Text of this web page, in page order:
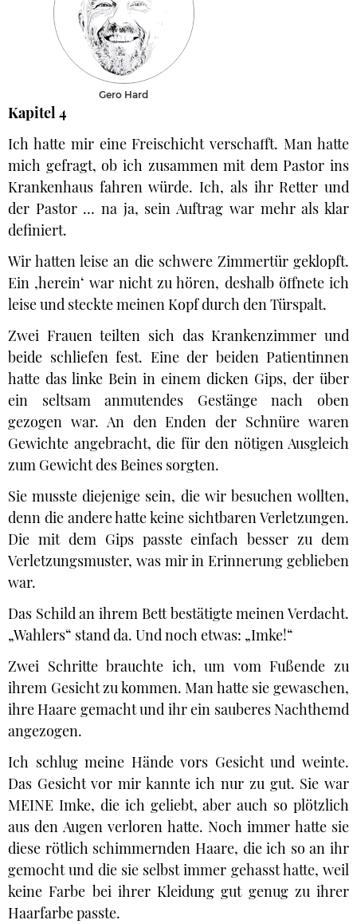
Gero Hard
Kapitel 4
Ich hatte mir eine Freischicht verschafft. Man hatte
mich gefragt, ob ich zusammen mit dem Pastor ins
Krankenhaus fahren würde. Ich, als ihr Retter und
der Pastor … na ja, sein Auftrag war mehr als klar
definiert.
Wir hatten leise an die schwere Zimmertür geklopft.
Ein ‚herein‘ war nicht zu hören, deshalb öffnete ich
leise und steckte meinen Kopf durch den Türspalt.
Zwei Frauen teilten sich das Krankenzimmer und
beide schliefen fest. Eine der beiden Patientinnen
hatte das linke Bein in einem dicken Gips, der über
ein seltsam anmutendes Gestänge nach oben
gezogen war. An den Enden der Schnüre waren
Gewichte angebracht, die für den nötigen Ausgleich
zum Gewicht des Beines sorgten.
Sie musste diejenige sein, die wir besuchen wollten,
denn die andere hatte keine sichtbaren Verletzungen.
Die mit dem Gips passte einfach besser zu dem
Verletzungsmuster, was mir in Erinnerung geblieben
war.
Das Schild an ihrem Bett bestätigte meinen Verdacht.
„Wahlers“ stand da. Und noch etwas: „Imke!“
Zwei Schritte brauchte ich, um vom Fußende zu
ihrem Gesicht zu kommen. Man hatte sie gewaschen,
ihre Haare gemacht und ihr ein sauberes Nachthemd
angezogen.
Ich schlug meine Hände vors Gesicht und weinte.
Das Gesicht vor mir kannte ich nur zu gut. Sie war
MEINE Imke, die ich geliebt, aber auch so plötzlich
aus den Augen verloren hatte. Noch immer hatte sie
diese rötlich schimmernden Haare, die ich so an ihr
gemocht und die sie selbst immer gehasst hatte, weil
keine Farbe bei ihrer Kleidung gut genug zu ihrer
Haarfarbe passte.